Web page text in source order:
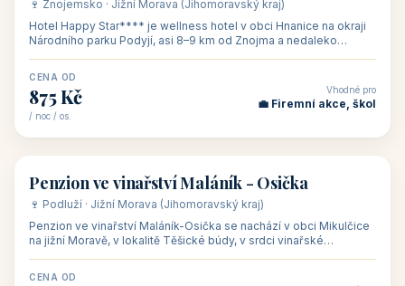
🍷 Znojemsko · Jižní Morava (Jihomoravský kraj)
Hotel Happy Star**** je wellness hotel v obci Hnanice na okraji
Národního parku Podyjí, asi 8–9 km od Znojma a nedaleko
CENA OD
875 Kč
/ noc / os.
Vhodné pro
💼 Firemní akce, škol
🏡 penzion
Penzion ve vinařství Maláník - Osička
🍷 Podluží · Jižní Morava (Jihomoravský kraj)
Penzion ve vinařství Maláník-Osička se nachází v obci Mikulčice
na jižní Moravě, v lokalitě Těšické búdy, v srdci vinařské
CENA OD